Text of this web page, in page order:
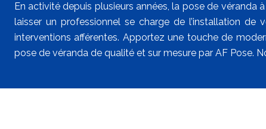
En activité depuis plusieurs années, la pose de
laisser un professionnel se charge de l’installation de
interventions afférentes. Apportez une touche de
pose de véranda de qualité et sur mesure par AF Pose.